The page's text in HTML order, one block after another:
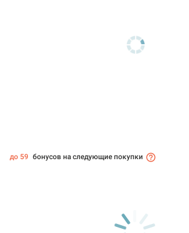
до 59 бонусов на следующие покупки